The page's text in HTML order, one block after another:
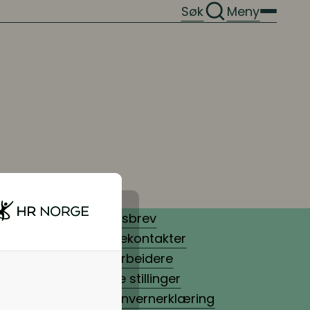
Søk Meny
Nyhetsbrev
Pressekontakter
Medarbeidere
Ledige stillinger
Personvernerklæring